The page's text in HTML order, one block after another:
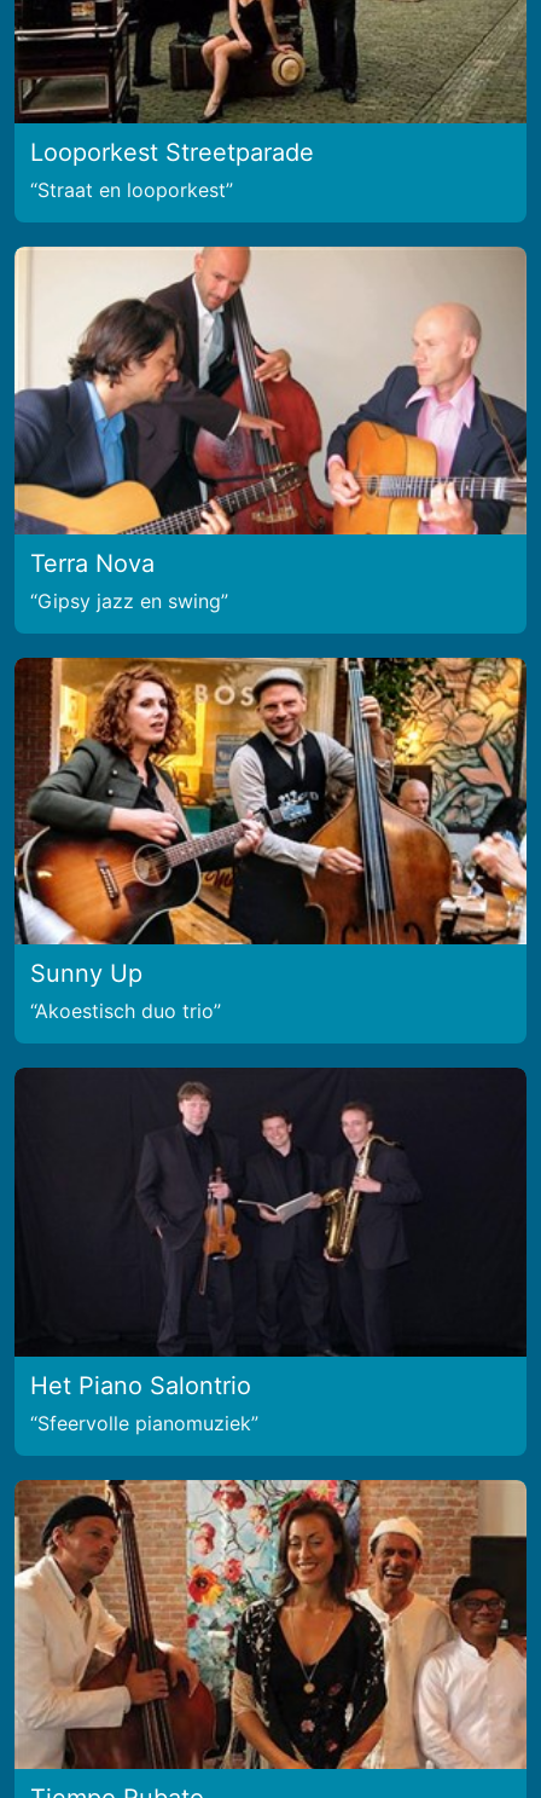
Looporkest Streetparade
Straat en looporkest
Terra Nova
Gipsy jazz en swing
Sunny Up
Akoestisch duo trio
Het Piano Salontrio
Sfeervolle pianomuziek